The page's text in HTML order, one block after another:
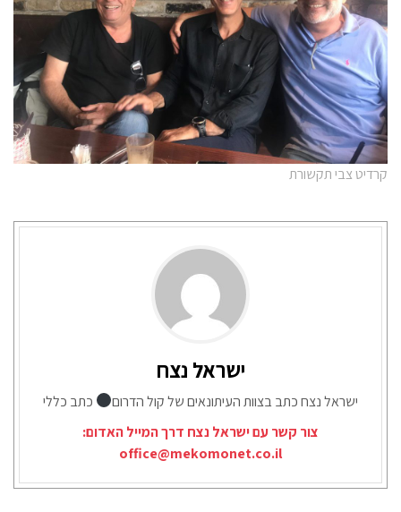
קרדיט צבי תקשורת
ישראל נצח
ישראל נצח כתב בצוות העיתונאים של קול הדרום
כתב כללי
צור קשר עם ישראל נצח דרך המייל האדום:
office@mekomonet.co.il